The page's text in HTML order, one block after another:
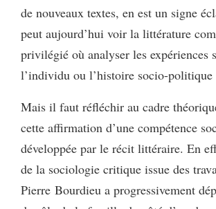
de nouveaux textes, en est un signe
peut aujourd’hui voir la littérature
privilégié où analyser les expériences
l’individu ou l’histoire socio-politique
Mais il faut réfléchir au cadre
cette affirmation d’une compétence
développée par le récit littéraire. En
de la sociologie critique issue des
Pierre Bourdieu a progressivement